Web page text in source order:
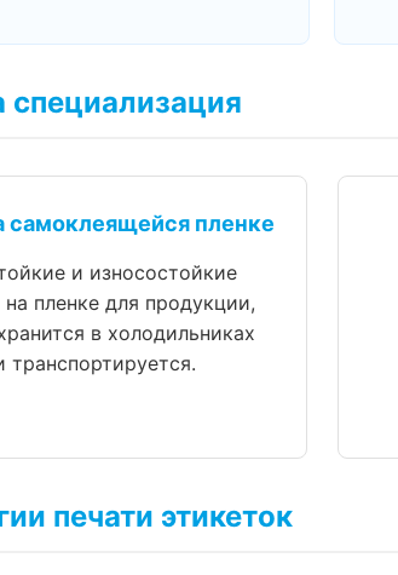
самоклеящейся пленке
и износостойкие
на пленке для продукции,
в холодильниках
транспортируется.
печати этикеток